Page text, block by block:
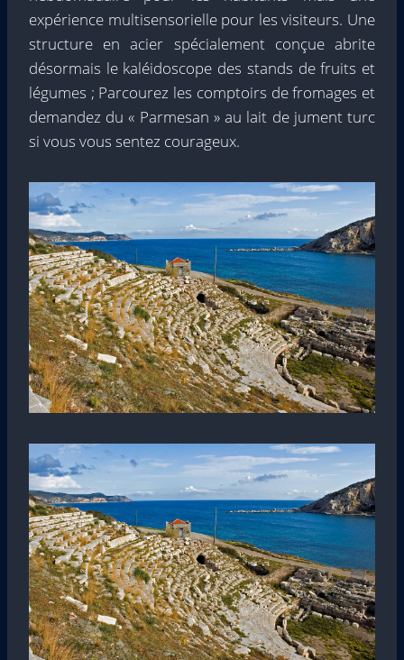
expérience multisensorielle pour les visiteurs. Une
structure en acier spécialement conçue abrite
désormais le kaléidoscope des stands de fruits et
légumes ; Parcourez les comptoirs de fromages et
demandez du « Parmesan » au lait de jument turc
si vous vous sentez courageux.